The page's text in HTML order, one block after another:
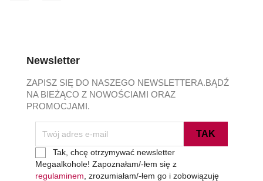
Newsletter
ZAPISZ SIĘ DO NASZEGO NEWSLETTERA.BĄDŹ
NA BIEŻĄCO Z NOWOŚCIAMI ORAZ
PROMOCJAMI.
Tak, chcę otrzymywać newsletter
Megaalkohole! Zapoznałam/⁠-⁠łem się z
regulaminem , zrozumiałam/⁠-⁠łem go i zobowiązuję